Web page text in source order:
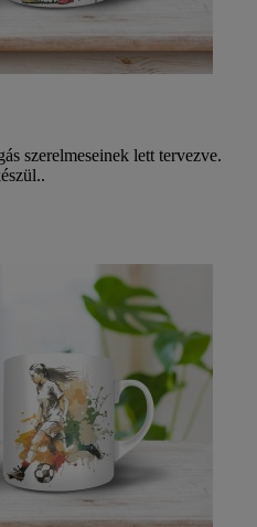
szerelmeseinek lett tervezve.